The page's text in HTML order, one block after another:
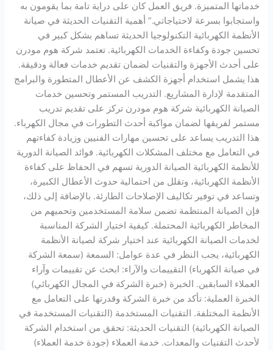
خدماتها المتميزة. فريق العمل كان على دراية تامة بما يقومون به
واستجابوا بسرعة لاحتياجاتي.” أهمية التقنيات الحديثة في صيانة
الأنظمة الكهربائية التكنولوجيا الحديثة تساهم بشكل كبير في
تحسين جودة وكفاءة الخدمات الكهربائية. تعتمد شركة هوم مودرن
على أحدث الأجهزة والتقنيات لضمان تقديم خدمات فعالة ودقيقة.
هذا يشمل استخدام أجهزة الكشف عن الأعطال المتطورة والبرامج
المتقدمة لإدارة المشاريع. التدريب المستمر وتحسين خدمات
الصيانة الكهربائية شركة هوم مودرن تركز على تقديم تدريب
مستمر لفريقها لضمان مواكبة أحدث التطورات في مجال الكهرباء.
هذا التدريب يساعد على تحسين مهارات الفنيين وزيادة كفاءتهم
في التعامل مع مختلف المشكلات الكهربائية. فوائد الصيانة الدورية
للأنظمة الكهربائية الصيانة الدورية تسهم في الحفاظ على كفاءة
الأنظمة الكهربائية، وتقلل من احتمالية حدوث الأعطال الكبيرة،
وتساعد في توفير تكاليف الإصلاحات الطارئة. بالإضافة إلى ذلك،
فإن الصيانة المنتظمة تضمن سلامة المستخدمين وتحميهم من
المخاطر الكهربائية المحتملة. كيفية اختيار الشركة المناسبة
لخدمات الصيانة الكهربائية عند اختيار شركة لصيانة الأنظمة
الكهربائية، يجب النظر في عدة عوامل: السمعة (سمعة الشركة
في صيانة الكهرباء) التقييمات والآراء: ابحث عن تقييمات وآراء
العملاء السابقين. الخبرة (خبرة الشركة في المجال الكهربائي)
الخبرة العملية: تأكد من خبرة الشركة وقدرتها على التعامل مع
الأنظمة المختلفة. التقنيات المستخدمة (التقنيات المستخدمة في
الصيانة الكهربائية) التقنيات الحديثة: تحقق من استخدام الشركة
لأحدث التقنيات والمعدات. خدمة العملاء (جودة خدمة العملاء)